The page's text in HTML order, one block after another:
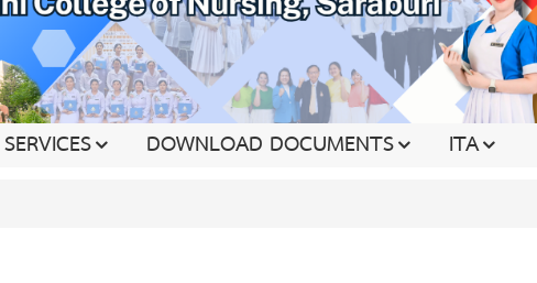
SERVICES DOWNLOAD DOCUMENTS ITA